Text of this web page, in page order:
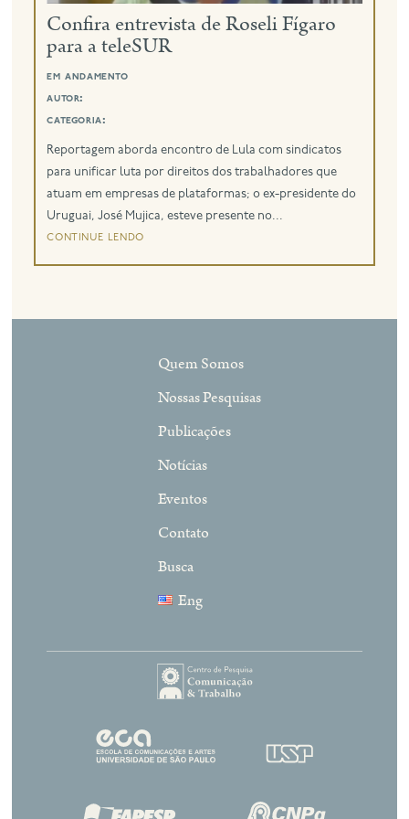
Confira entrevista de Roseli Fígaro
para a teleSUR
em andamento
autor:
categoria:
Reportagem aborda encontro de Lula com sindicatos
para unificar luta por direitos dos trabalhadores que
atuam em empresas de plataformas; o ex-presidente do
Uruguai, José Mujica, esteve presente no...
continue lendo
Quem Somos
Nossas Pesquisas
Publicações
Notícias
Eventos
Contato
Busca
Eng